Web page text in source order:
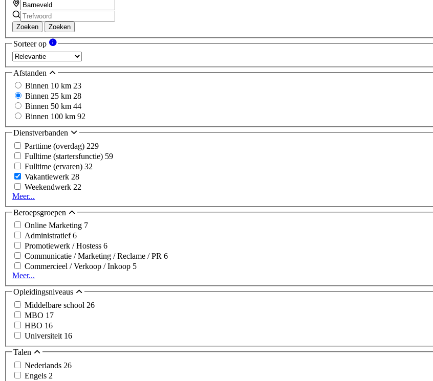
Zoeken Zoeken
Sorteer op
Afstanden
Binnen 10 km 23
Binnen 25 km 28
Binnen 50 km 44
Binnen 100 km 92
Dienstverbanden
Parttime (overdag) 229
Fulltime (startersfunctie) 59
Fulltime (ervaren) 32
Vakantiewerk 28
Weekendwerk 22
Meer...
Beroepsgroepen
Online Marketing 7
Administratief6
Promotiewerk / Hostess 6
Communicatie / Marketing / Reclame / PR 6
Commercieel / Verkoop / Inkoop 5
Meer...
Opleidingsniveaus
Middelbare school 26
MBO 17
HBO 16
Universiteit 16
Talen
Nederlands 26
Engels 2